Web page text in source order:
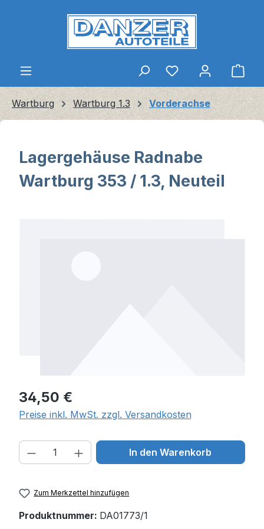
Zum Hauptinhalt springen
Wartburg Wartburg 1.3 Vorderachse
Lagergehäuse Radnabe
Wartburg 353 / 1.3, Neuteil
Regulärer Preis:
34,50 €
Preise inkl. MwSt. zzgl. Versandkosten
Produkt Anzahl: Gib den
In den Warenkorb
Zum Merkzettel hinzufügen
Produktnummer: DA01773/1